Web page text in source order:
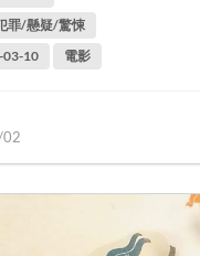
罪/懸疑/驚悚
03-10
電影